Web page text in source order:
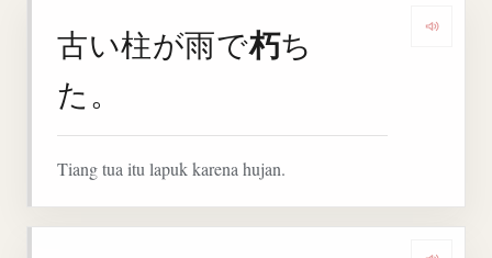
古い柱が雨で朽ち
た。
Tiang tua itu lapuk karena hujan.